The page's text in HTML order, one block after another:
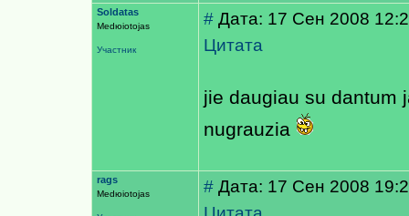
Soldatas
Medюiotojas
Участник
# Дата: 17 Сен 2008
Цитата
jie daugiau su dantum
nugrauzia
rags
Medюiotojas # Дата: 17 Сен 2008